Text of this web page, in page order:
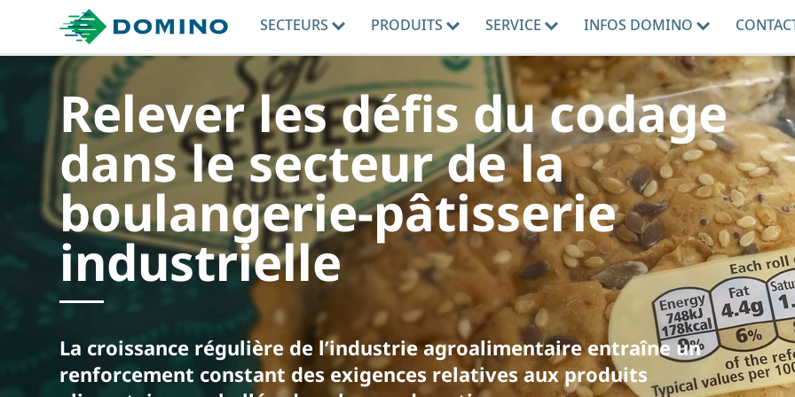
SECTEURS PRODUITS SERVICE INFOS DOMINO
Relever les défis du codage
dans le secteur de la
boulangerie-pâtisserie
industrielle
La croissance régulière de l’industrie agroalimentaire entraîne un
renforcement constant des exigences relatives aux produits